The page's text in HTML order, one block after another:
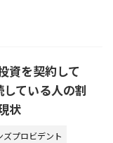
資を契約して
ている人の割
状
ズプロビデント